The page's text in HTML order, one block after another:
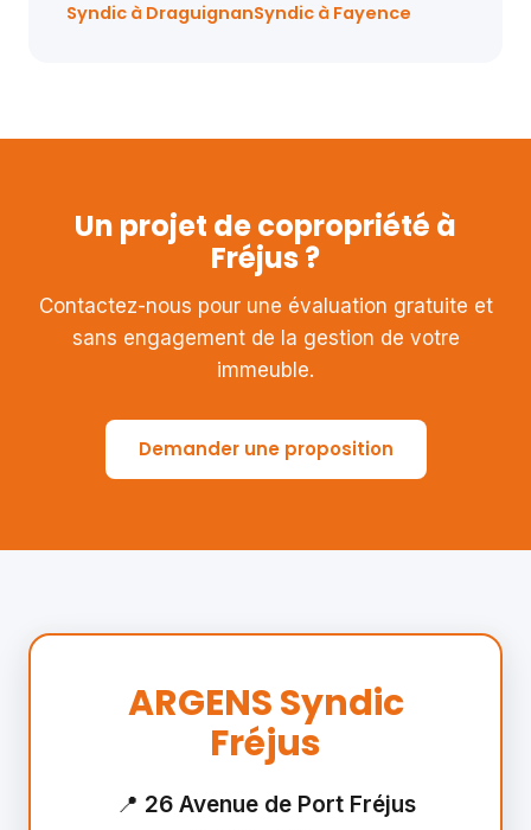
Syndic à DraguignanSyndic à Fayence
Un projet de copropriété à
Fréjus ?
Contactez-nous pour une évaluation gratuite et
sans engagement de la gestion de votre
immeuble.
Demander une proposition
ARGENS Syndic
Fréjus
📍 26 Avenue de Port Fréjus